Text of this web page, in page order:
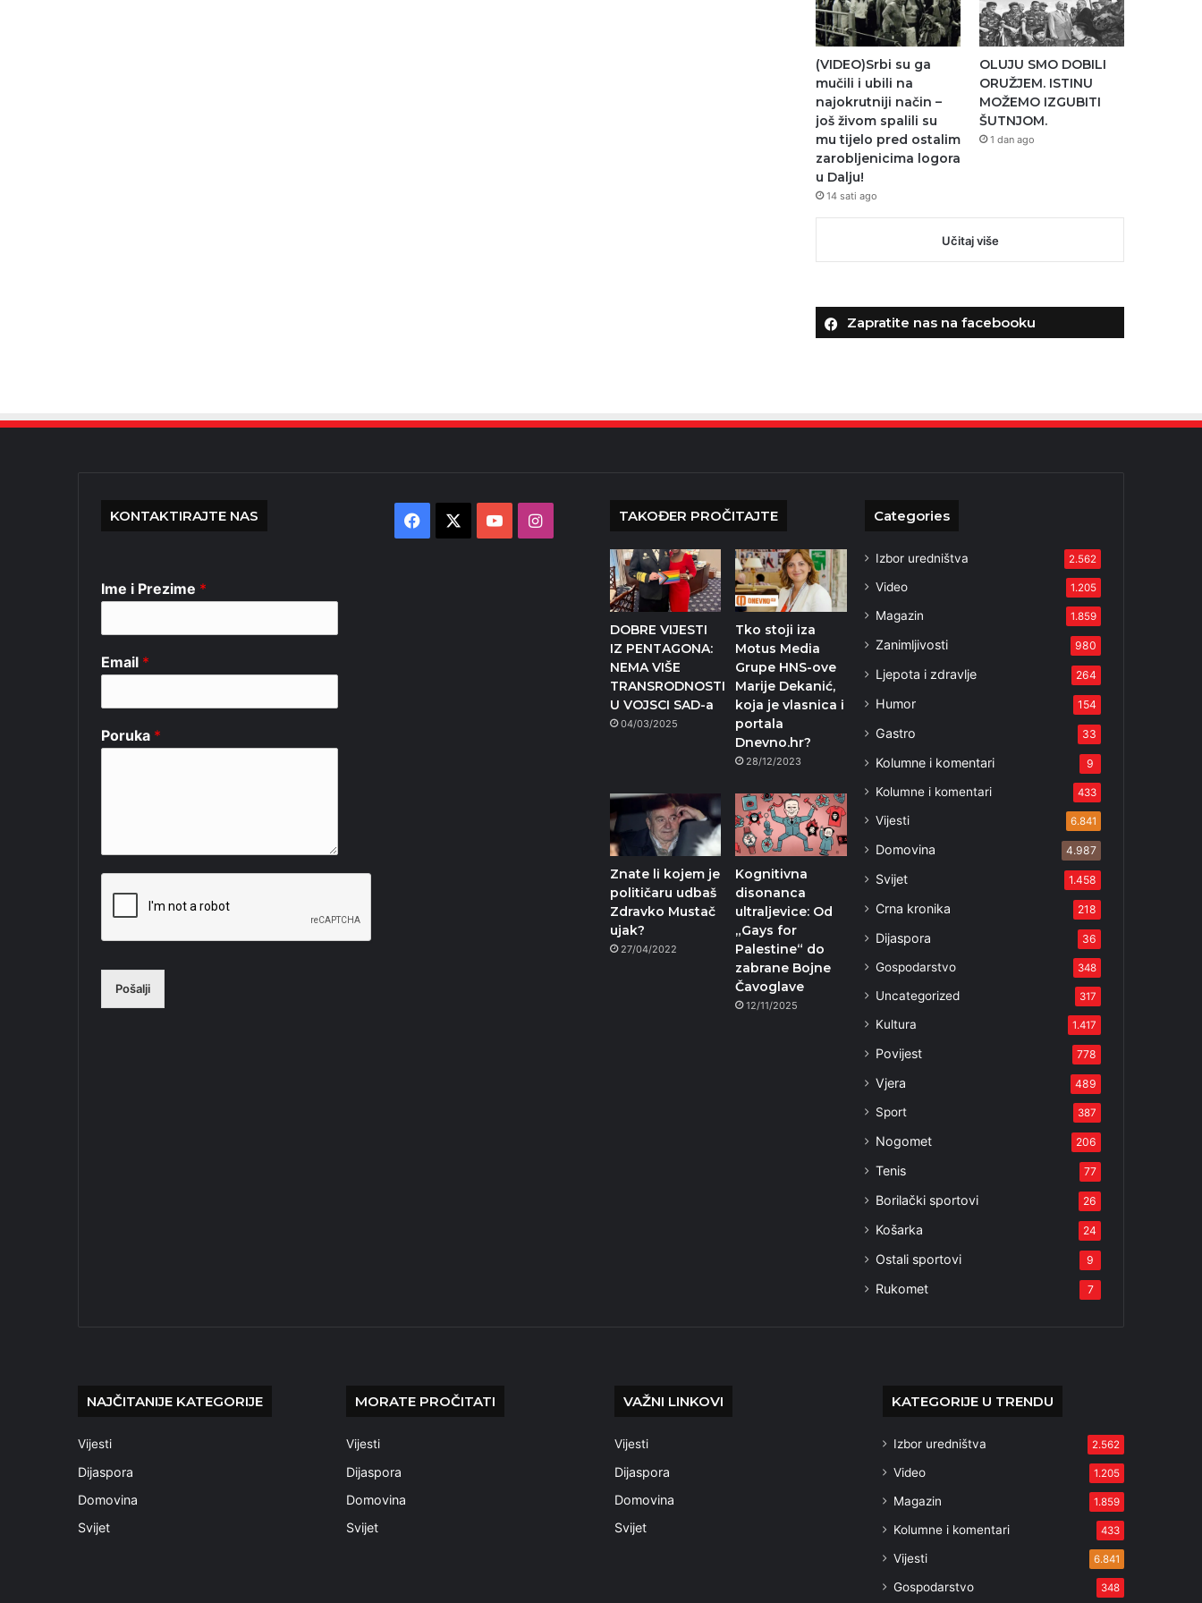
(VIDEO)Srbi su ga
mučili i ubili na
najokrutniji način –
još živom spalili su
mu tijelo pred ostalim
zarobljenicima logora
u Dalju!
14 sati ago
OLUJU SMO DOBILI
ORUŽJEM. ISTINU
MOŽEMO IZGUBITI
ŠUTNJOM.
1 dan ago
Učitaj više
Zapratite nas na facebooku
KONTAKTIRAJTE NAS
Ime i Prezime *
Email *
Poruka *
Pošalji
Facebook YouTubeInstagram TAKOĐER PROČITAJTE
DOBRE VIJESTI
IZ PENTAGONA:
NEMA VIŠE
TRANSRODNOSTI
U VOJSCI SAD-a
04/03/2025
Tko stoji iza
Motus Media
Grupe HNS-ove
Marije Dekanić,
koja je vlasnica i
portala
Dnevno.hr?
28/12/2023
Znate li kojem je
političaru udbaš
Zdravko Mustač
ujak?
27/04/2022
Kognitivna
disonanca
ultraljevice: Od
„Gays for
Palestine“ do
zabrane Bojne
Čavoglave
12/11/2025
Categories
Izbor uredništva 2.562
Video 1.205
Magazin 1.859
Zanimljivosti 980
Ljepota i zdravlje 264
Humor 154
Gastro 33
Kolumne i komentari 9
Kolumne i komentari 433
Vijesti 6.841
Domovina 4.987
Svijet 1.458
Crna kronika 218
Dijaspora 36
Gospodarstvo 348
Uncategorized 317
Kultura 1.417
Povijest 778
Vjera 489
Sport 387
Nogomet 206
Tenis 77
Borilački sportovi 26
Košarka 24
Ostali sportovi 9
Rukomet 7
NAJČITANIJE KATEGORIJE
Vijesti
Dijaspora
Domovina
Svijet
MORATE PROČITATI
Vijesti
Dijaspora
Domovina
Svijet
VAŽNI LINKOVI
Vijesti
Dijaspora
Domovina
Svijet
KATEGORIJE U TRENDU
Izbor uredništva 2.562
Video 1.205
Magazin 1.859
Kolumne i komentari 433
Vijesti 6.841
Gospodarstvo 348